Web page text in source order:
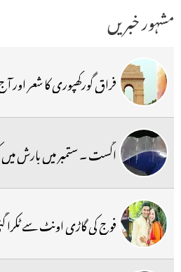
مشہور خبریں
فراق گورکھپوری کا شعر اور
اگست ۔ ستمبر میں بارش میں
فوج کی گاڑی اونٹ سے ٹکرا